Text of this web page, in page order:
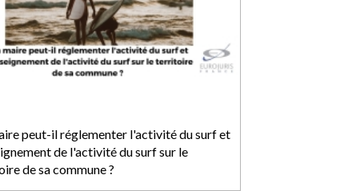
peut-il réglementer l'activité du surf et
de l'activité du surf sur le
de sa commune ?